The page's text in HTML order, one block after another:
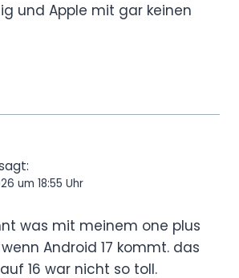
und Apple mit gar keinen
um 18:55 Uhr
was mit meinem one plus
Android 17 kommt. das
16 war nicht so toll.